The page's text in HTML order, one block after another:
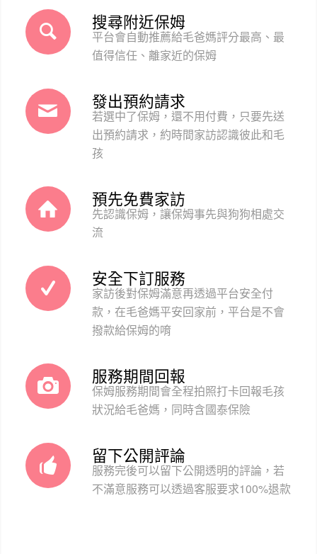
搜尋附近保姆
平台會自動推薦給毛爸媽評分最高、最
值得信任、離家近的保姆
發出預約請求
若選中了保姆，還不用付費，只要先送
出預約請求，約時間家訪認識彼此和毛
孩
預先免費家訪
先認識保姆，讓保姆事先與狗狗相處交
流
安全下訂服務
家訪後對保姆滿意再透過平台安全付
款，在毛爸媽平安回家前，平台是不會
撥款給保姆的唷
服務期間回報
保姆服務期間會全程拍照打卡回報毛孩
狀況給毛爸媽，同時含國泰保險
留下公開評論
服務完後可以留下公開透明的評論，若
不滿意服務可以透過客服要求100%退款